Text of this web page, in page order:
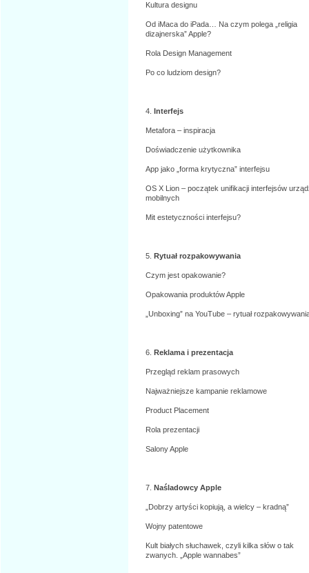
Kultura designu
Od iMaca do iPada… Na czym polega „religia
dizajnerska” Apple?
Rola Design Management
Po co ludziom design?
4. Interfejs
Metafora – inspiracja
Doświadczenie użytkownika
App jako „forma krytyczna” interfejsu
OS X Lion – początek unifikacji interfejsów
mobilnych
Mit estetyczności interfejsu?
5. Rytuał rozpakowywania
Czym jest opakowanie?
Opakowania produktów Apple
„Unboxing” na YouTube – rytuał
6. Reklama i prezentacja
Przegląd reklam prasowych
Najważniejsze kampanie reklamowe
Product Placement
Rola prezentacji
Salony Apple
7. Naśladowcy Apple
„Dobrzy artyści kopiują, a wielcy – kradną”
Wojny patentowe
Kult białych słuchawek, czyli kilka słów o tak
zwanych. „Apple wannabes”